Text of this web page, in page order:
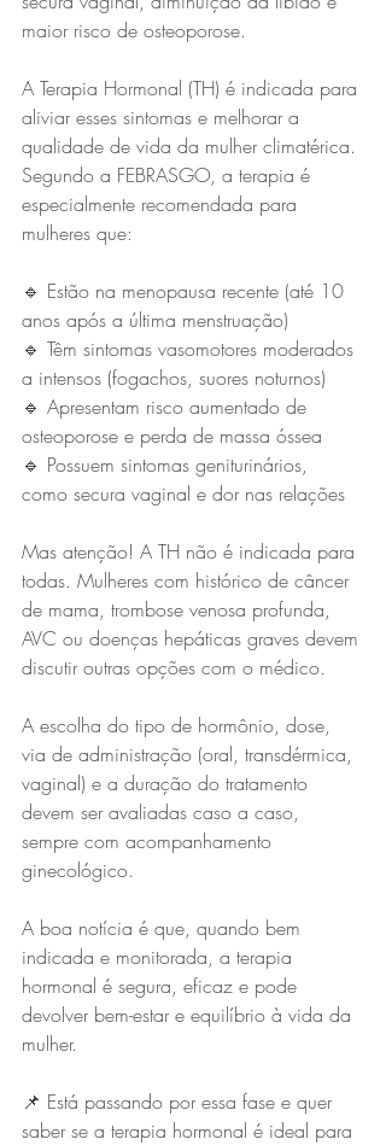
maior risco de osteoporose.
A Terapia Hormonal (TH) é indicada para
aliviar esses sintomas e melhorar a
qualidade de vida da mulher climatérica.
Segundo a FEBRASGO, a terapia é
especialmente recomendada para
mulheres que:
🔹 Estão na menopausa recente (até 10
anos após a última menstruação)
🔹 Têm sintomas vasomotores moderados
a intensos (fogachos, suores noturnos)
🔹 Apresentam risco aumentado de
osteoporose e perda de massa óssea
🔹 Possuem sintomas geniturinários,
como secura vaginal e dor nas relações
Mas atenção! A TH não é indicada para
todas. Mulheres com histórico de câncer
de mama, trombose venosa profunda,
AVC ou doenças hepáticas graves devem
discutir outras opções com o médico.
A escolha do tipo de hormônio, dose,
via de administração (oral, transdérmica,
vaginal) e a duração do tratamento
devem ser avaliadas caso a caso,
sempre com acompanhamento
ginecológico.
A boa notícia é que, quando bem
indicada e monitorada, a terapia
hormonal é segura, eficaz e pode
devolver bem-estar e equilíbrio à vida da
mulher.
📌 Está passando por essa fase e quer
saber se a terapia hormonal é ideal para